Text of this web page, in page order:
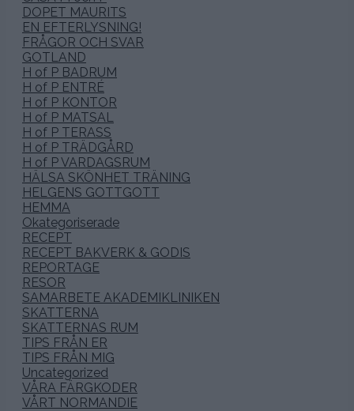
DOPET MAURITS
EN EFTERLYSNING!
FRÅGOR OCH SVAR
GOTLAND
H of P BADRUM
H of P ENTRÉ
H of P KONTOR
H of P MATSAL
H of P TERASS
H of P TRÄDGÅRD
H of P VARDAGSRUM
HÄLSA SKÖNHET TRÄNING
HELGENS GOTTGOTT
HEMMA
Okategoriserade
RECEPT
RECEPT BAKVERK & GODIS
REPORTAGE
RESOR
SAMARBETE AKADEMIKLINIKEN
SKATTERNA
SKATTERNAS RUM
TIPS FRÅN ER
TIPS FRÅN MIG
Uncategorized
VÅRA FÄRGKODER
VÅRT NORMANDIE